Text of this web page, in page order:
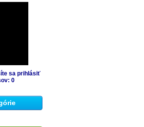
sa prihlásiť
0